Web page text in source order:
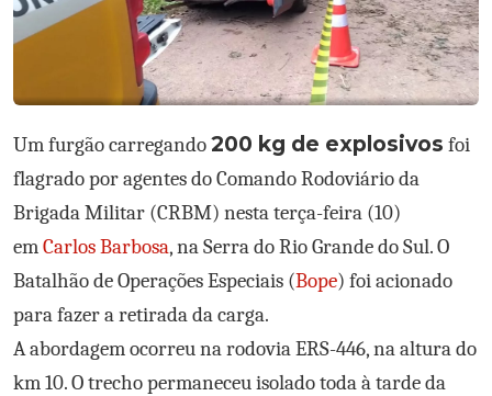
Um furgão carregando200 kg de explosivos foi
flagrado por agentes do Comando Rodoviário da
Brigada Militar (CRBM) nesta terça-feira (10)
emCarlos Barbosa, na Serra do Rio Grande do Sul. O
Batalhão de Operações Especiais (Bope) foi acionado
para fazer a retirada da carga.
A abordagem ocorreu na rodovia ERS-446, na altura do
km 10. O trecho permaneceu isolado toda à tarde da